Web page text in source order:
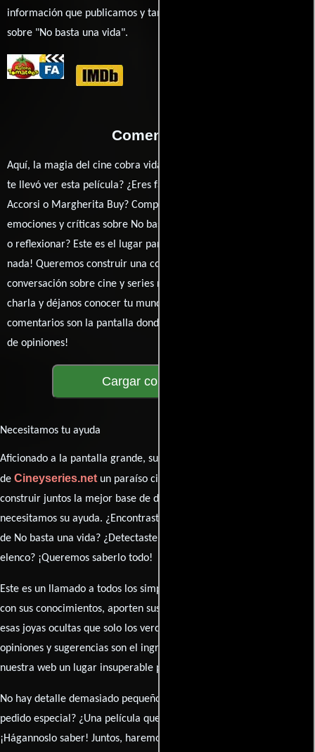
información que publicamos y también ampliar tu conocimiento
sobre "No basta una vida".
Comentarios
Aquí, la magia del cine cobra vida a través de tus opiniones. ¿Qué
te llevó ver esta película? ¿Eres fan de Ferzan Ozpetek, Stefano
Accorsi o Margherita Buy? Comparte tus pensamientos,
emociones y críticas sobre No basta una vida. ¿Te hizo reír, llorar
o reflexionar? Este es el lugar para expresarlo. ¡No te guardes
nada! Queremos construir una comunidad apasionada donde la
conversación sobre cine y series nunca se detenga. Únete a la
charla y déjanos conocer tu mundo cinematográfico. ¡Los
comentarios son la pantalla donde se proyecta nuestra diversidad
de opiniones!
Cargar comentarios
Necesitamos tu ayuda
Aficionado a la pantalla grande, su participación es clave para hacer
de Cineyseries.netun paraíso cinéfilo completo. Queremos
construir juntos la mejor base de datos cinematográfica, pero
necesitamos su ayuda. ¿Encontraste algún dato faltante en la ficha
de No basta una vida? ¿Detectaste algún error en la sinopsis o el
elenco? ¡Queremos saberlo todo!
Este es un llamado a todos los simpatizantes del cine: contribuyan
con sus conocimientos, aporten sus descubrimientos y compartan
esas joyas ocultas que solo los verdaderos fanáticos conocen. Sus
opiniones y sugerencias son el ingrediente secreto que hará de
nuestra web un lugar insuperable para los amantes del celuloide.
No hay detalle demasiado pequeño ni opinión insignificante. ¿Algún
pedido especial? ¿Una película que sueñas con ver reseñada?
¡Hágannoslo saber! Juntos, haremos de esta comunidad el epicentro